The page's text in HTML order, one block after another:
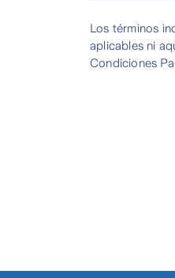
of
3
Los términos
aplicables ni
Condiciones